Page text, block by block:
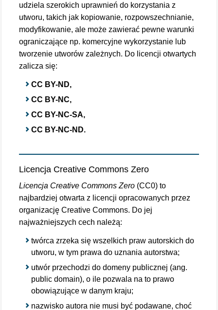
udziela szerokich uprawnień do korzystania z
utworu, takich jak kopiowanie, rozpowszechnianie,
modyfikowanie, ale może zawierać pewne warunki
ograniczające np. komercyjne wykorzystanie lub
tworzenie utworów zależnych. Do licencji otwartych
zalicza się:
CC BY-ND,
CC BY-NC,
CC BY-NC-SA,
CC BY-NC-ND.
Licencja Creative Commons Zero
Licencja Creative Commons Zero (CC0) to
najbardziej otwarta z licencji opracowanych przez
organizację Creative Commons. Do jej
najważniejszych cech należą:
twórca zrzeka się wszelkich praw autorskich do
utworu, w tym prawa do uznania autorstwa;
utwór przechodzi do domeny publicznej (ang.
public domain), o ile pozwala na to prawo
obowiązujące w danym kraju;
nazwisko autora nie musi być podawane, choć